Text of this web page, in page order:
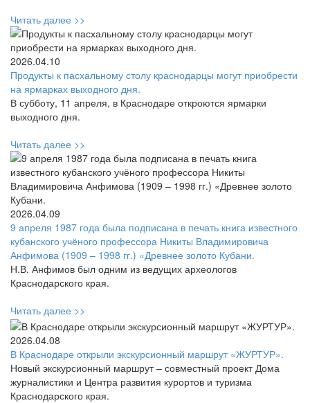
Читать далее >>
2026.04.10
Продукты к пасхальному столу краснодарцы могут приобрести
на ярмарках выходного дня.
В субботу, 11 апреля, в Краснодаре откроются ярмарки
выходного дня.
Читать далее >>
2026.04.09
9 апреля 1987 года была подписана в печать книга известного
кубанского учёного профессора Никиты Владимировича
Анфимова (1909 – 1998 гг.) «Древнее золото Кубани.
Н.В. Анфимов был одним из ведущих археологов
Краснодарского края.
Читать далее >>
2026.04.08
В Краснодаре открыли экскурсионный маршрут «ЖУРТУР».
Новый экскурсионный маршрут – совместный проект Дома
журналистики и Центра развития курортов и туризма
Краснодарского края.